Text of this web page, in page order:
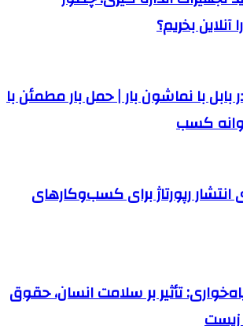
آنلاین بخریم؟
با نماشون بار | حمل بار مطمئن با
کسب
انتشار رپورتاژ برای کسب‌وکارهای
تأثیر بر سلامت انسان، حقوق
زیست